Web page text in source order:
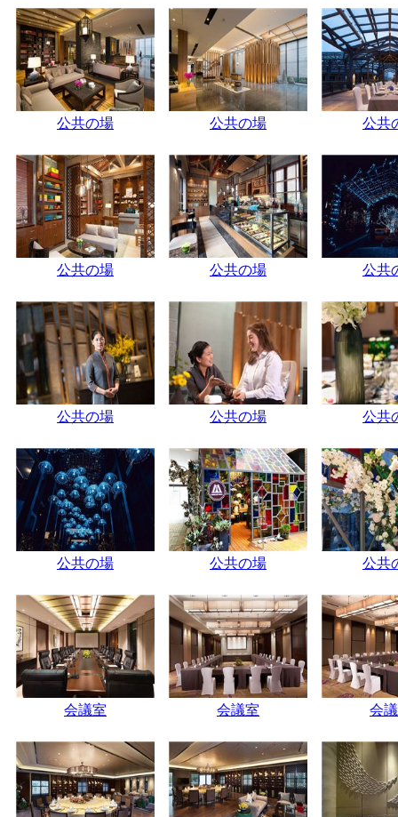
公共の場 公共の場 公共
公共の場 公共の場 公共
公共の場 公共の場 公共
公共の場 公共の場 公共
会議室 会議室 会